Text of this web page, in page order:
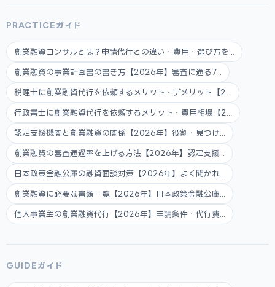
PRACTICEガイド
創業融資コンサルとは？申請代行との違い・費用・選び方を...
創業融資の事業計画書の書き方【2026年】審査に通る7...
税理士に創業融資代行を依頼するメリット・デメリット【2...
行政書士に創業融資代行を依頼するメリット・費用相場【2...
認定支援機関と創業融資の関係【2026年】役割・見つけ...
創業融資の審査通過率を上げる方法【2026年】認定支援...
日本政策金融公庫の融資面談対策【2026年】よく聞かれ...
創業融資に必要な書類一覧【2026年】日本政策金融公庫...
個人事業主の創業融資代行【2026年】申請条件・代行費...
GUIDEガイド